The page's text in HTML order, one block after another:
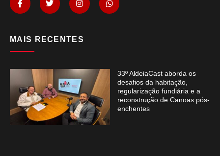
MAIS RECENTES
33º AldeiaCast aborda os
desafios da habitação,
regularização fundiária e a
reconstrução de Canoas pós-
enchentes